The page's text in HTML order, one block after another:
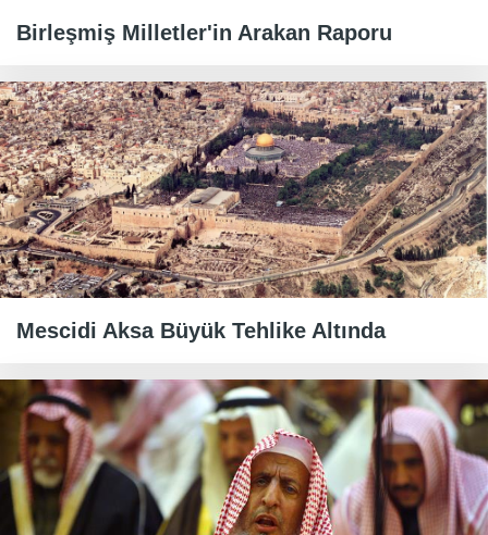
Birleşmiş Milletler'in Arakan Raporu
Mescidi Aksa Büyük Tehlike Altında